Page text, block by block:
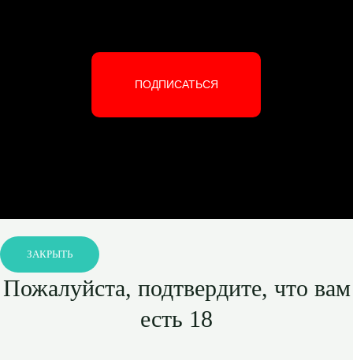
ПОДПИСАТЬСЯ
ЗАКРЫТЬ
Пожалуйста, подтвердите, что вам
есть 18